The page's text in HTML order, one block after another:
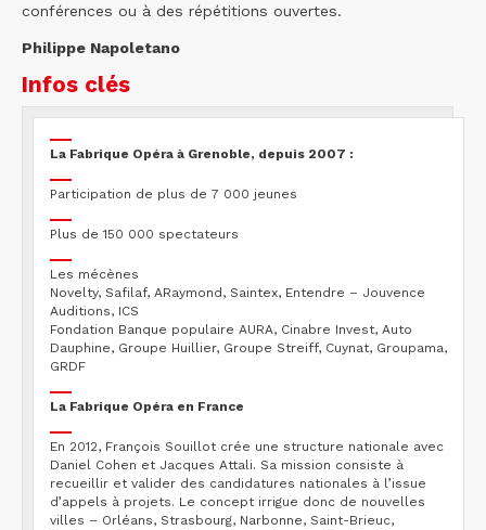
conférences ou à des répétitions ouvertes.
Philippe Napoletano
Infos clés
La Fabrique Opéra à Grenoble, depuis 2007 :
Participation de plus de 7 000 jeunes
Plus de 150 000 spectateurs
Les mécènes
Novelty, Safilaf, ARaymond, Saintex, Entendre – Jouvence
Auditions, ICS
Fondation Banque populaire AURA, Cinabre Invest, Auto
Dauphine, Groupe Huillier, Groupe Streiff, Cuynat, Groupama,
GRDF
La Fabrique Opéra en France
En 2012, François Souillot crée une structure nationale avec
Daniel Cohen et Jacques Attali. Sa mission consiste à
recueillir et valider des candidatures nationales à l’issue
d’appels à projets. Le concept irrigue donc de nouvelles
villes – Orléans, Strasbourg, Narbonne, Saint-Brieuc,